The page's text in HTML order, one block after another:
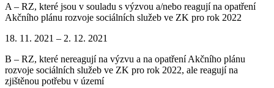
A – RZ, které jsou v souladu s výzvou a/nebo reagují na opatření
Akčního plánu rozvoje sociálních služeb ve ZK pro rok 2022
18. 11. 2021 – 2. 12. 2021
B – RZ, které nereagují na výzvu a na opatření Akčního plánu
rozvoje sociálních služeb ve ZK pro rok 2022, ale reagují na
zjištěnou potřebu v území